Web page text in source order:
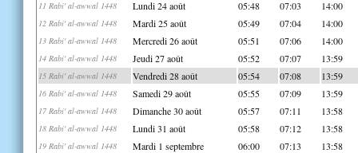
11 Rabi' al-awwal 1448 Lundi 24 août 05:48 07:03 14:00
12 Rabi' al-awwal 1448 Mardi 25 août 05:49 07:04 14:00
13 Rabi' al-awwal 1448 Mercredi 26 août 05:51 07:06 14:00
14 Rabi' al-awwal 1448 Jeudi 27 août 05:52 07:07 13:59
15 Rabi' al-awwal 1448 Vendredi 28 août 05:54 07:08 13:59
16 Rabi' al-awwal 1448 Samedi 29 août 05:55 07:09 13:59
17 Rabi' al-awwal 1448 Dimanche 30 août 05:57 07:11 13:58
18 Rabi' al-awwal 1448 Lundi 31 août 05:58 07:12 13:58
19 Rabi' al-awwal 1448 Mardi 1 septembre 06:00 07:13 13:58